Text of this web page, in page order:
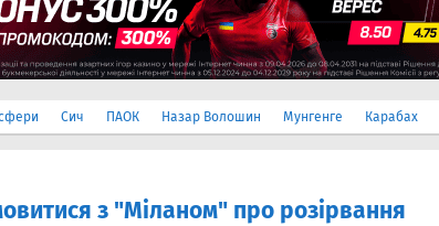
Сич ПАОК Назар Волошин Мунгенге Карабах
з "Міланом" про розірвання